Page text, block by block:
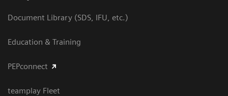
Document Library (SDS, IFU, etc.)
Education & Training
PEPconnect
teamplay Fleet